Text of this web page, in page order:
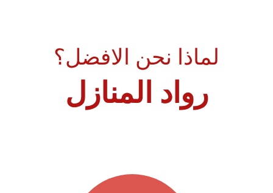
لماذا نحن الافضل؟
رواد المنازل